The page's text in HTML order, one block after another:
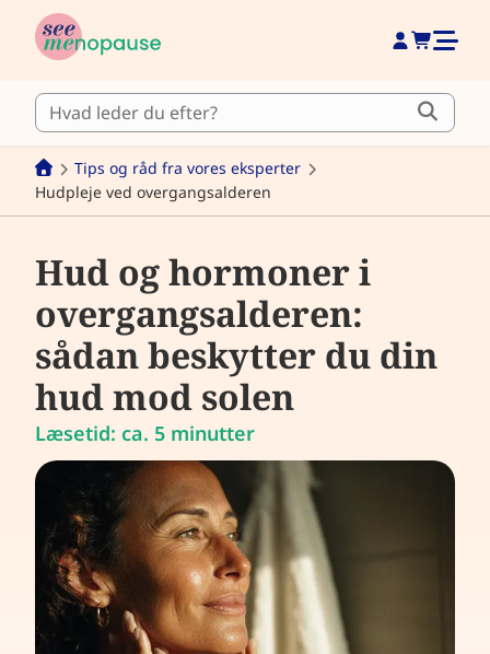
Tips og råd fra vores eksperter
Hudpleje ved overgangsalderen
Hud og hormoner i
overgangsalderen:
sådan beskytter du din
hud mod solen
Læsetid: ca. 5 minutter